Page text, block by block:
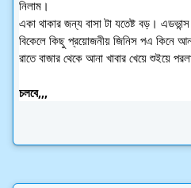
নিলাম।
একা থাকার জন্য বাসা টা যতেষ্ট বড়।
বিকেলে কিছু প্রয়োজনীয় জিনিস পএ কিনে
রাতে বাজার থেকে আনা খাবার খেয়ে শুইয়ে
চলবে,,,